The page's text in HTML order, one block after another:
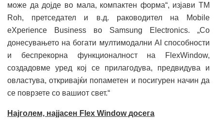
може да дојде во мала, компактен форма“, изјави TM
Roh, претседател и в.д. раководител на Mobile
eXperience Business во Samsung Electronics. „Со
донесувањето на богати мултимодални AI способности
и беспрекорна функционалност на FlexWindow,
создадовме уред кој се прилагодува, предвидува и
овластува, откривајќи попаметен и посигурен начин да
се поврзете со вашиот свет.“
Најголем, најјасен Flex Window досега